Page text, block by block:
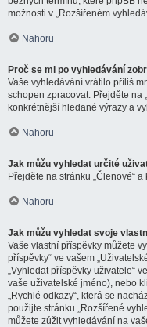
možnosti v „Rozšířeném
Nahoru
Proč se mi po vyhledávání
Vaše vyhledávání vrátilo příliš
schopen zpracovat. Přejděte na
konkrétnější hledané výrazy a
Nahoru
Jak můžu vyhledat určité
Přejděte na stránku „Členové“
Nahoru
Jak můžu vyhledat svoje
Vaše vlastní příspěvky můžete
příspěvky“ ve vašem
„Vyhledat příspěvky uživatele“
vaše uživatelské jméno), nebo
„Rychlé odkazy“, která se
použijte stránku „Rozšířené
můžete zúžit vyhledávání na